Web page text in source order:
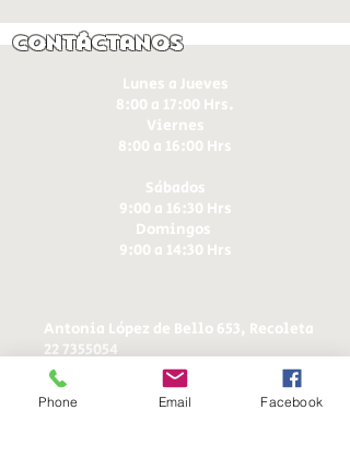
Contáctanos
Lunes a Jueves
8:00 a 17:00 Hrs.
Viernes
8:00 a 16:00 Hrs​
Sábados
9:00 a 16:30 Hrs
Domingos
9:00 a 14:30 Hrs
Antonia López de Bello 653, Recoleta
22 7355054
22 7375725
+56 9 75224598
ducereposteria@gmail.com
Phone Email Facebook